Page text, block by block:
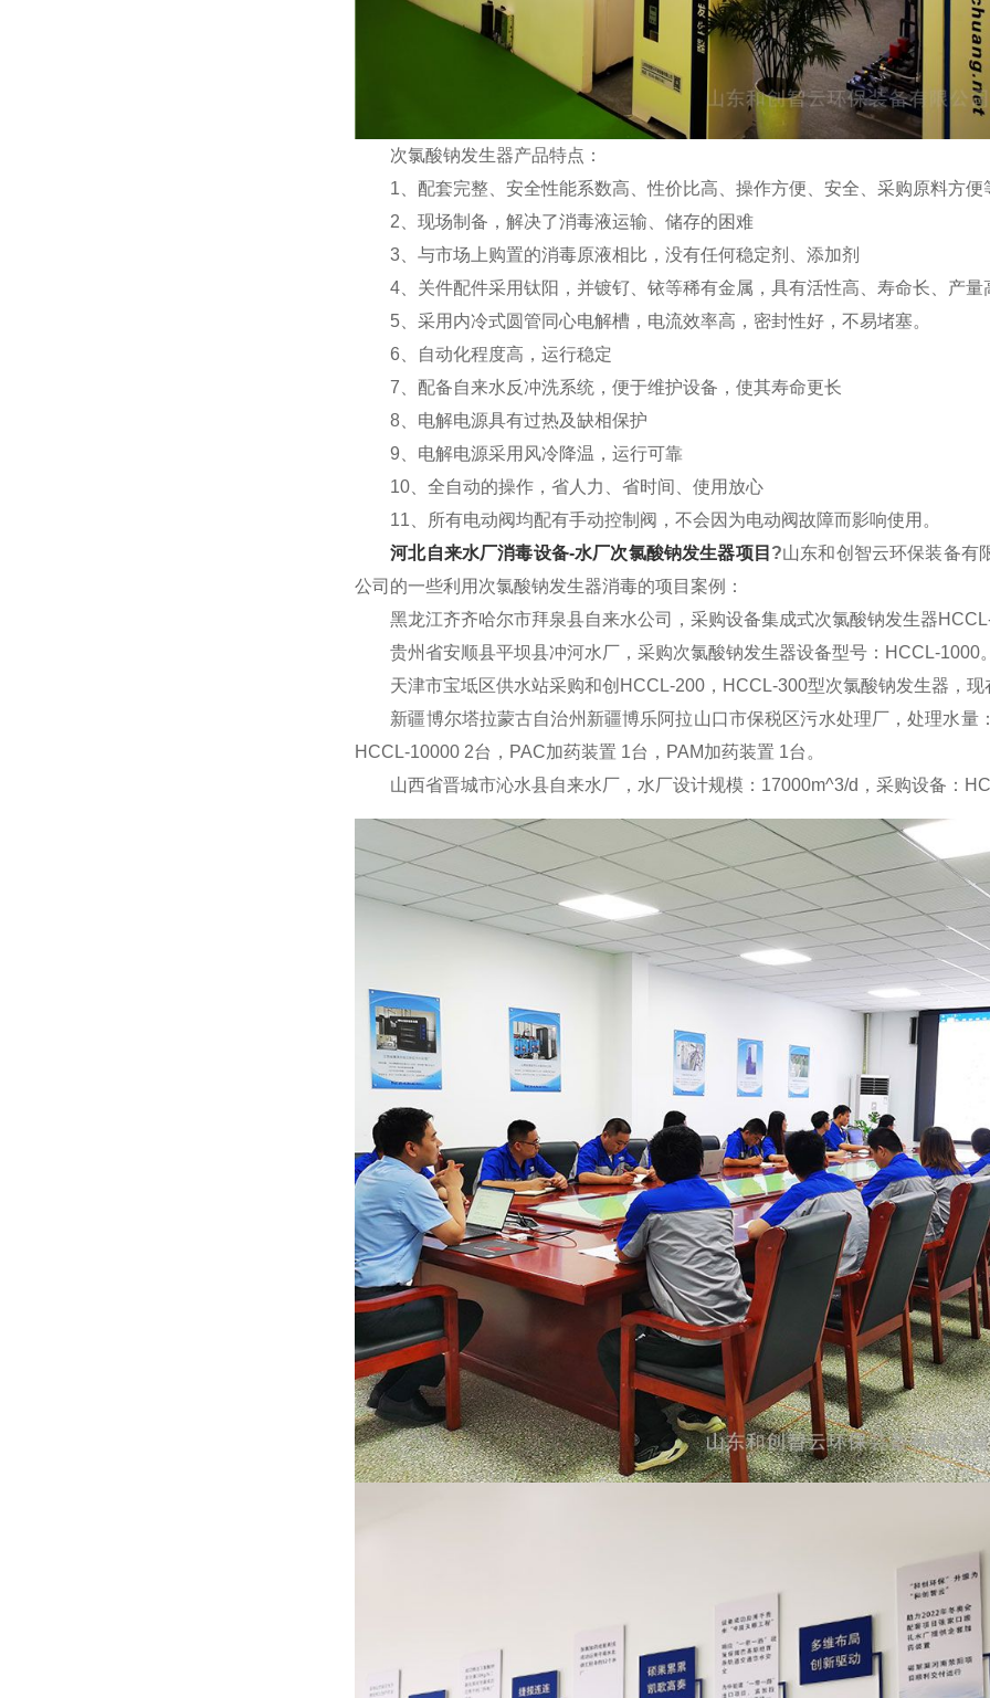
次氯酸钠发生器产品特点：
1、配套完整、安全性能系数高、性价比高、操作方便、安全、采购原料方便
2、现场制备，解决了消毒液运输、储存的困难
3、与市场上购置的消毒原液相比，没有任何稳定剂、添加剂
4、关件配件采用钛阳，并镀钌、铱等稀有金属，具有活性高、寿命长、产量
5、采用内冷式圆管同心电解槽，电流效率高，密封性好，不易堵塞。
6、自动化程度高，运行稳定
7、配备自来水反冲洗系统，便于维护设备，使其寿命更长
8、电解电源具有过热及缺相保护
9、电解电源采用风冷降温，运行可靠
10、全自动的操作，省人力、省时间、使用放心
11、所有电动阀均配有手动控制阀，不会因为电动阀故障而影响使用。
河北自来水厂消毒设备-水厂次氯酸钠发生器项目 ?山东和创智云环保装备有
公司的一些利用次氯酸钠发生器消毒的项目案例：
黑龙江齐齐哈尔市拜泉县自来水公司，采购设备集成式次氯酸钠发生器
贵州省安顺县平坝县冲河水厂，采购次氯酸钠发生器设备型号：HCCL-1000
天津市宝坻区供水站采购和创HCCL-200，HCCL-300型次氯酸钠发生器，现
新疆博尔塔拉蒙古自治州新疆博乐阿拉山口市保税区污水处理厂，处理水量
HCCL-10000 2台，PAC加药装置 1台，PAM加药装置 1台。
山西省晋城市沁水县自来水厂，水厂设计规模：17000m^3/d，采购设备：